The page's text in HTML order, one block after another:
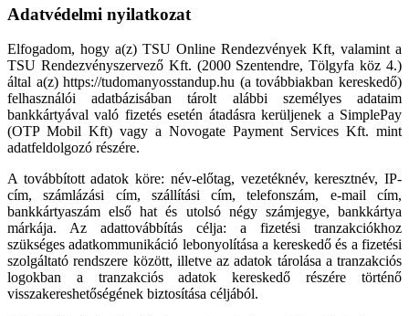
Adatvédelmi nyilatkozat
Elfogadom, hogy a(z) TSU Online Rendezvények Kft, valamint a
TSU Rendezvényszervező Kft. (2000 Szentendre, Tölgyfa köz 4.)
által a(z) https://tudomanyosstandup.hu (a továbbiakban kereskedő)
felhasználói adatbázisában tárolt alábbi személyes adataim
bankkártyával való fizetés esetén átadásra kerüljenek a SimplePay
(OTP Mobil Kft) vagy a Novogate Payment Services Kft. mint
adatfeldolgozó részére.
A továbbított adatok köre: név-előtag, vezetéknév, keresztnév, IP-
cím, számlázási cím, szállítási cím, telefonszám, e-mail cím,
bankkártyaszám első hat és utolsó négy számjegye, bankkártya
márkája. Az adattovábbítás célja: a fizetési tranzakciókhoz
szükséges adatkommunikáció lebonyolítása a kereskedő és a fizetési
szolgáltató rendszere között, illetve az adatok tárolása a tranzakciós
logokban a tranzakciós adatok kereskedő részére történő
visszakereshetőségének biztosítása céljából.